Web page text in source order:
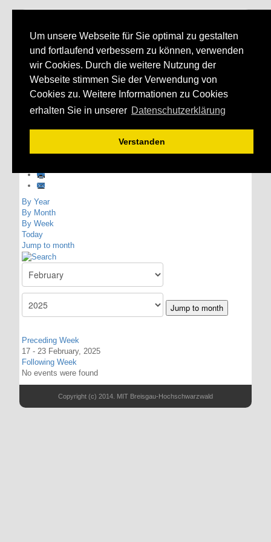
Um unsere Webseite für Sie optimal zu gestalten
und fortlaufend verbessern zu können, verwenden
wir Cookies. Durch die weitere Nutzung der
Webseite stimmen Sie der Verwendung von
Cookies zu. Weitere Informationen zu Cookies
erhalten Sie in unserer Datenschutzerklärung
Verstanden
MIT Breisgau-
Hochschwarzwald
By Year
By Month
By Week
Today
Jump to month
Jump to month
Preceding Week
17 - 23 February, 2025
Following Week
No events were found
Copyright (c) 2014. MIT Breisgau-Hochschwarzwald